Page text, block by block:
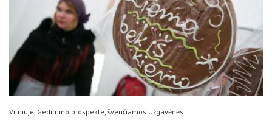
Vilniuje, Gedimino prospekte, švenčiamos Užgavėnės